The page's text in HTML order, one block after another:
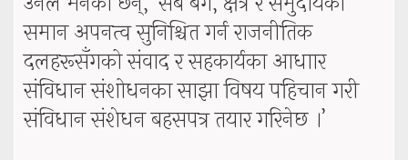
समान अपनत्व सुनिश्चित गर्न राजनीतिक
दलहरूसँगको संवाद र सहकार्यका आधाार
संविधान संशोधनका साझा विषय पहिचान गरी
संविधान संशेधन बहसपत्र तयार गरिनेछ ।’